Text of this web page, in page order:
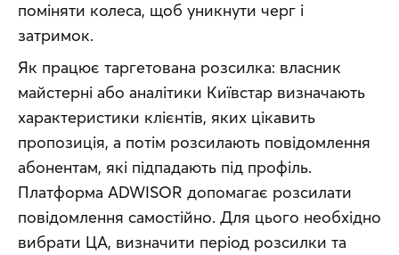
поміняти колеса, щоб уникнути черг і
затримок.
Як працює таргетована розсилка: власник
майстерні або аналітики Київстар визначають
характеристики клієнтів, яких цікавить
пропозиція, а потім розсилають повідомлення
абонентам, які підпадають під профіль.
Платформа ADWISOR допомагає розсилати
повідомлення самостійно. Для цього необхідно
вибрати ЦА, визначити період розсилки та